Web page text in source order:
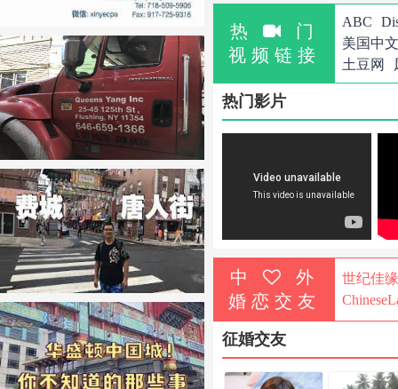
热
门
视频链接
ABC
美国中
土豆网
热门影片
中
外
婚恋交友
世纪佳缘
征婚交友